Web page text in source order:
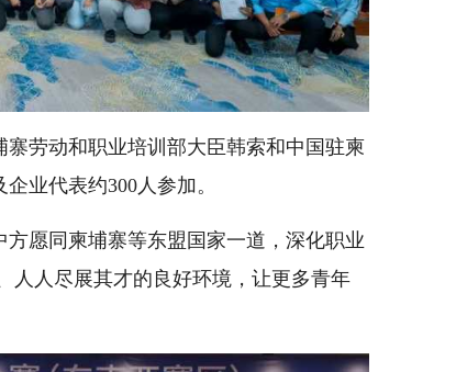
劳动和职业培训部大臣韩索和中国驻柬
业代表约300人参加。
愿同柬埔寨等东盟国家一道，深化职业
人人尽展其才的良好环境，让更多青年